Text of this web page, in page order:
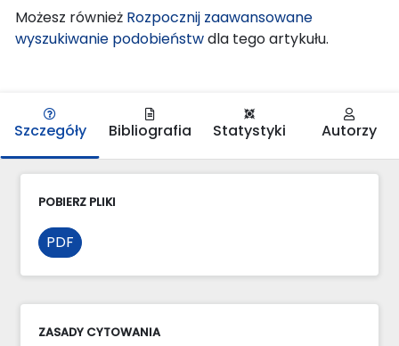
Możesz również Rozpocznij zaawansowane
wyszukiwanie podobieństwdla tego artykułu.
Szczegóły Bibliografia Statystyki Autorzy
POBIERZ PLIKI
PDF
ZASADY CYTOWANIA